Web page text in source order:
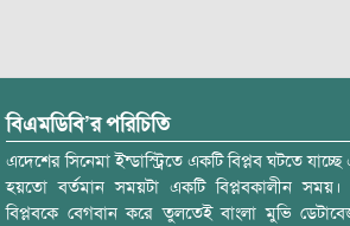
বিএমডিবি’র পরিচিতি
এদেশের সিনেমা ইন্ডাস্ট্রিতে একটি বিপ্লব ঘটতে যাচ্ছে
হয়তো বর্তমান সময়টা একটি বিপ্লবকালীন
বিপ্লবকে বেগবান করে তুলতেই বাংলা মুভি